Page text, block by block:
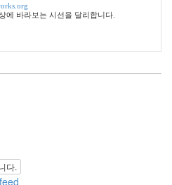
에 바라보는 시선을 달리합니다.
다.